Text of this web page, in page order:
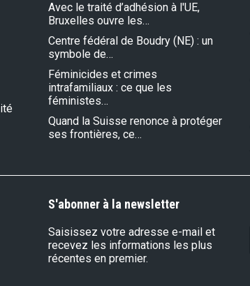
Avec le traité d’adhésion à l'UE,
Bruxelles ouvre les…
Centre fédéral de Boudry (NE) : un
symbole de…
Féminicides et crimes
intrafamiliaux : ce que les
féministes…
Quand la Suisse renonce à protéger
ses frontières, ce…
S'abonner à la newsletter
Saisissez votre adresse e-mail et
recevez les informations les plus
récentes en premier.